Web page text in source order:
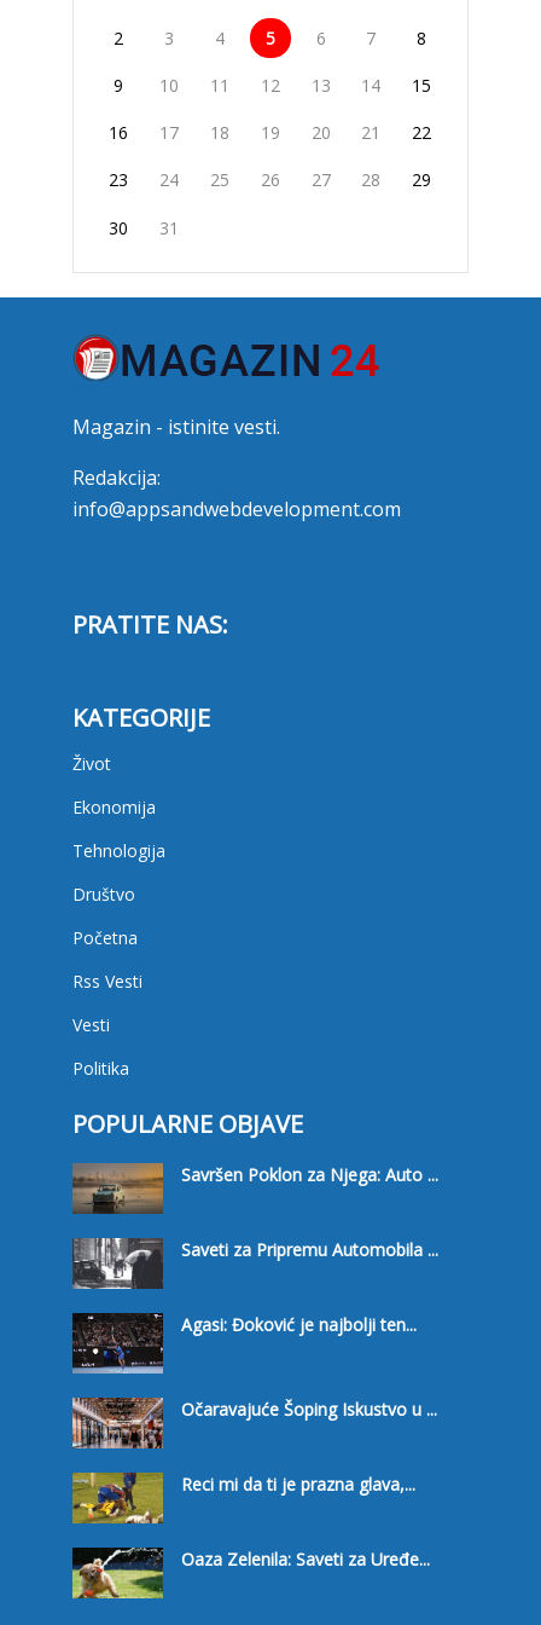
2 3 4 5 6 7 8
9 10 11 12 13 14 15
16 17 18 19 20 21 22
23 24 25 26 27 28 29
30 31
Magazin - istinite vesti.
Redakcija:
info@appsandwebdevelopment.com
PRATITE NAS:
KATEGORIJE
Život
Ekonomija
Tehnologija
Društvo
Početna
Rss Vesti
Vesti
Politika
POPULARNE OBJAVE
Savršen Poklon za Njega: Auto ...
Saveti za Pripremu Automobila ...
Agasi: Đoković je najbolji ten...
Očaravajuće Šoping Iskustvo u ...
Reci mi da ti je prazna glava,...
Oaza Zelenila: Saveti za Uređe...